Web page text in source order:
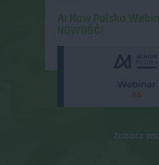
Zobacz